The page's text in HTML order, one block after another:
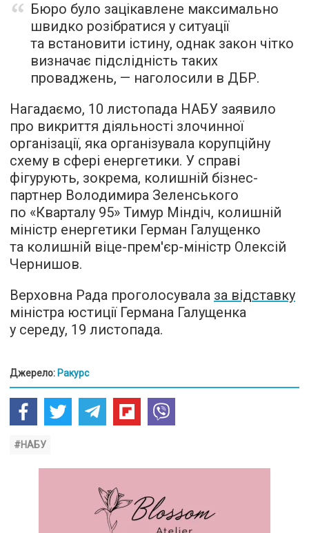
Бюро було зацікавлене максимально
швидко розібратися у ситуації
та встановити істину, однак закон чітко
визначає підслідність таких
проваджень, — наголосили в ДБР.
Нагадаємо, 10 листопада НАБУ заявило
про викриття діяльності злочинної
організації, яка організувала корупційну
схему в сфері енергетики. У справі
фігурують, зокрема, колишній бізнес-
партнер Володимира Зеленського
по «Кварталу 95» Тимур Міндіч, колишній
міністр енергетики Герман Галущенко
та колишній віце-прем'єр-міністр Олексій
Чернишов.
Верховна Рада проголосувала за відставку
міністра юстиції Германа Галущенка
у середу, 19 листопада.
Джерело: Ракурс
#НАБУ